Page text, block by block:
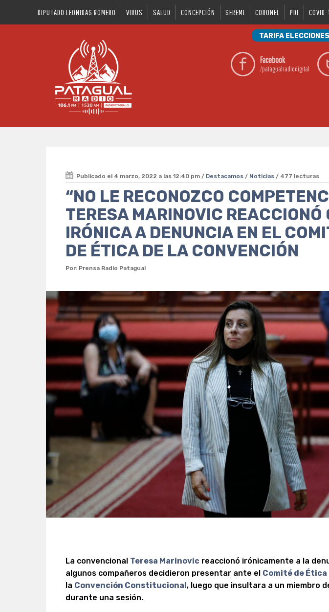
DIPUTADO LEONIDAS ROMERO VIRUS SALUD CONCEPCIÓN SEREMI CORONEL PDI COVID-
TARIFA ELECCIONES
Facebook
/patagualradiodigital
Publicado el 4 marzo, 2022 a las 12:40 pm / Destacamos / Noticias / 477 lecturas
“NO LE RECONOZCO
TERESA MARINOVIC REACCIONÓ
IRÓNICA A DENUNCIA EN EL
DE ÉTICA DE LA CONVENCIÓN
Por: Prensa Radio Patagual
La convencional Teresa Marinovic reaccionó irónicamente a la
algunos compañeros decidieron presentar ante el Comité de Ética
la Convención Constitucional, luego que insultara a un miembro
durante una sesión.